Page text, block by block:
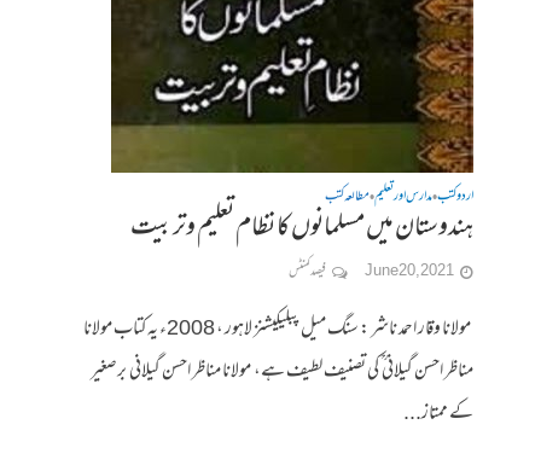
اردو کتب•مدارس اور تعلیم•مطالعہ کتب
ہندوستان میں مسلمانوں کا نظام تعلیم وتربیت
June 20, 2021 فیصد کمنٹس
مولانا وقار احمد ناشر : سنگ میل پبلیکیشنز لاہور ، 2008ء یہ کتاب مولانا
مناظر احسن گیلانی ؒ کی تصنیف لطیف ہے، مولانا مناظر احسن گیلانی برصغیر
کے ممتاز...